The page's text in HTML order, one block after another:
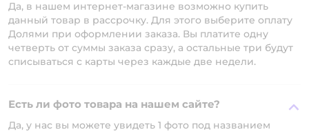
Да, в нашем интернет-магазине возможно купить
данный товар в рассрочку. Для этого выберите оплату
Долями при оформлении заказа. Вы платите одну
четверть от суммы заказа сразу, а остальные три будут
списываться с карты через каждые две недели.
Есть ли фото товара на нашем сайте?
Да, у нас вы можете увидеть 1 фото под названием